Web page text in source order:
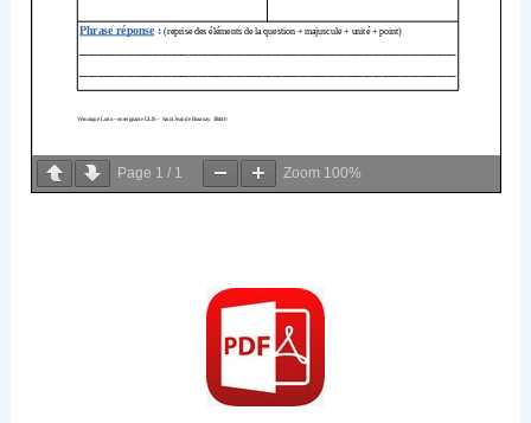
Page 1 / 1 Zoom 100%